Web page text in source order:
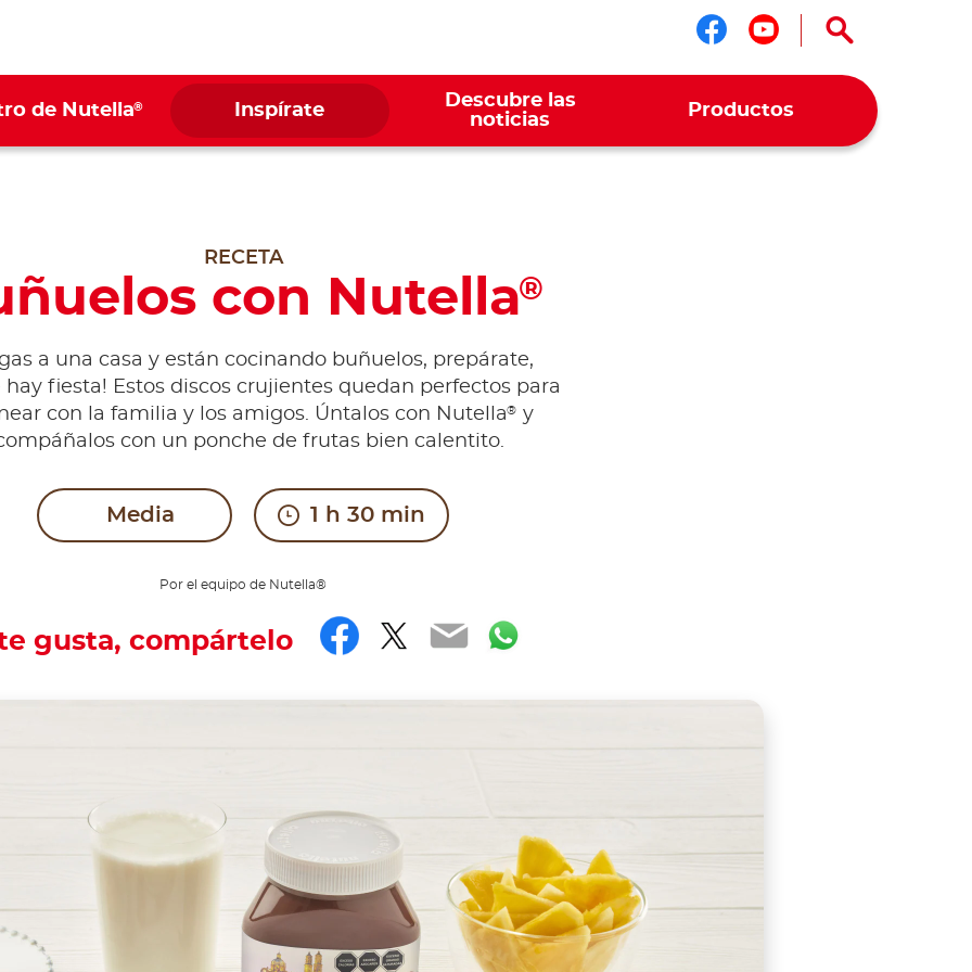
Síguenos en
Síguenos en
de Nutella® Inspírate
Descubre las
noticias
Productos
RECETA
con Nutella®
a una casa y están cocinando buñuelos, prepárate,
hay fiesta! Estos discos crujientes quedan perfectos para
con la familia y los amigos. Úntalos con Nutella® y
con un ponche de frutas bien calentito.
Media 1 h 30 min
Por el equipo de Nutella®
gusta, compártelo Facebook
Twitter
EmailWhatsApp